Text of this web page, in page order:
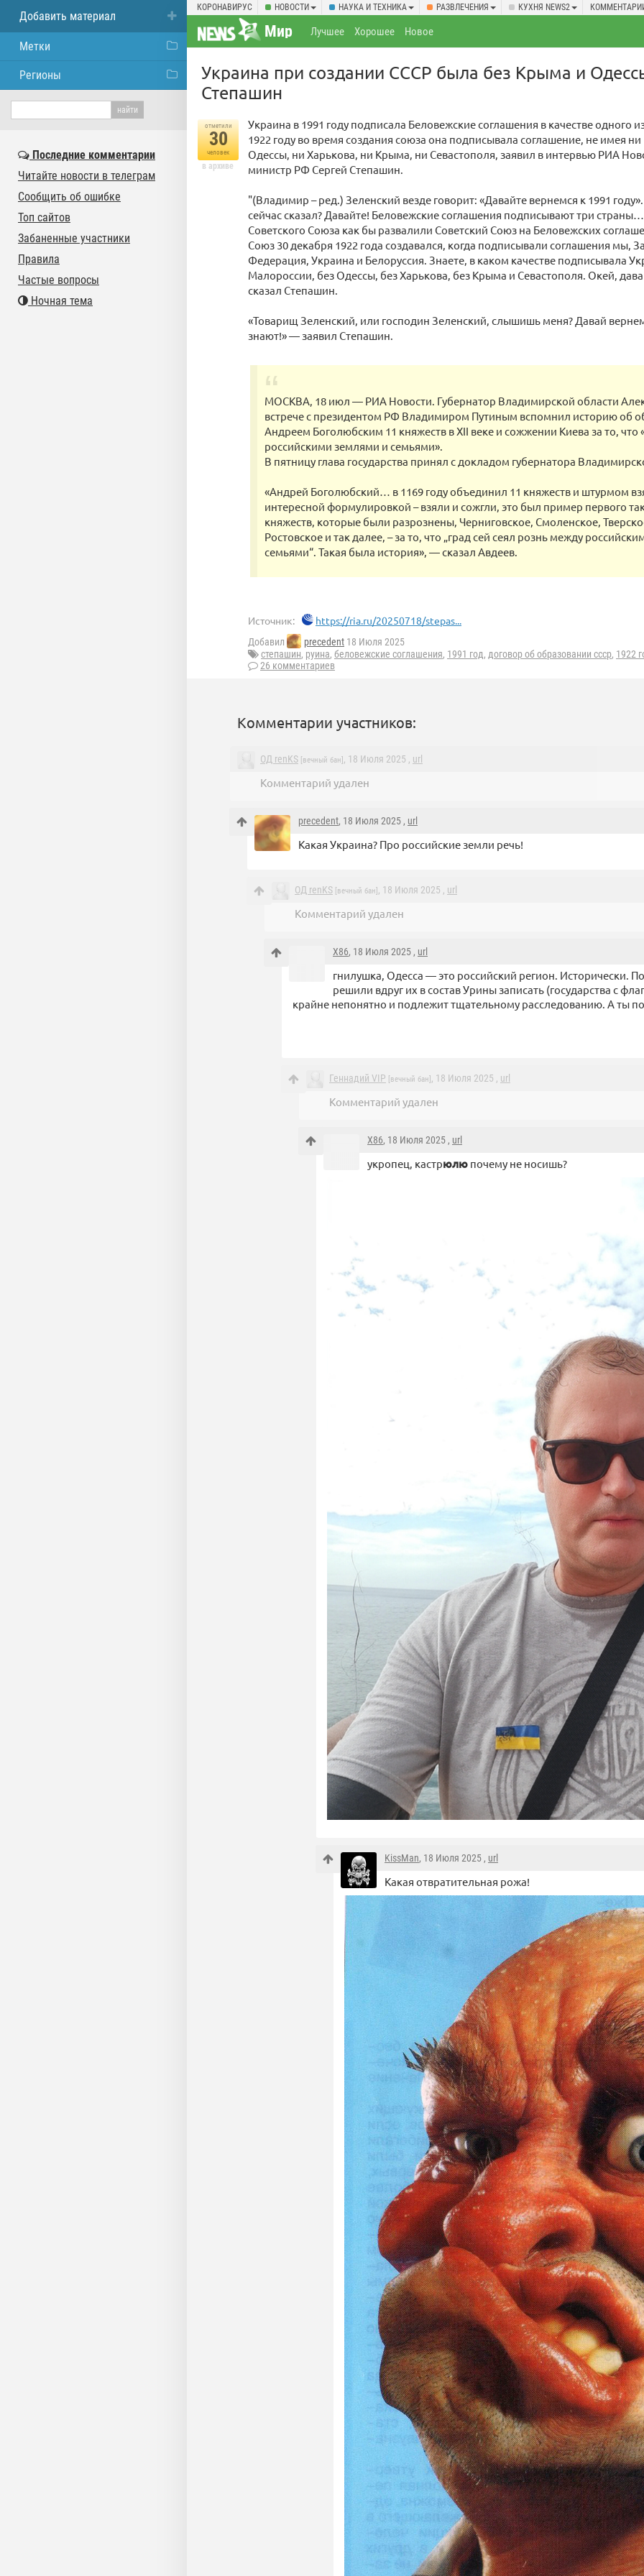
КОРОНАВИРУС НОВОСТИ НАУКА И ТЕХНИКА РАЗВЛЕЧЕНИЯ КУХНЯ NEWS2
Мир Лучшее Хорошее Новое
Украина при создании СССР была без Крыма и
Степашин
отметили
30
человек
в архиве
Украина в 1991 году подписала Беловежские соглашения в качестве одного
1922 году во время создания союза она подписывала соглашение, не имея
Одессы, ни Харькова, ни Крыма, ни Севастополя, заявил в интервью РИА
министр РФ Сергей Степашин.
"(Владимир – ред.) Зеленский везде говорит: «Давайте вернемся к 1991
сейчас сказал? Давайте! Беловежские соглашения подписывают три
Советского Союза как бы развалили Советский Союз на Беловежских
Союз 30 декабря 1922 года создавался, когда подписывали соглашения мы,
Федерация, Украина и Белоруссия. Знаете, в каком качестве подписывала
Малороссии, без Одессы, без Харькова, без Крыма и Севастополя. Окей,
сказал Степашин.
«Товарищ Зеленский, или господин Зеленский, слышишь меня? Давай
знают!» — заявил Степашин.
МОСКВА, 18 июл — РИА Новости. Губернатор Владимирской области
встрече с президентом РФ Владимиром Путиным вспомнил историю об
Андреем Боголюбским 11 княжеств в XII веке и сожжении Киева за то, что
российскими землями и семьями».
В пятницу глава государства принял с докладом губернатора
«Андрей Боголюбский… в 1169 году объединил 11 княжеств и штурмом
интересной формулировкой – взяли и сожгли, это был пример первого
княжеств, которые были разрознены, Черниговское, Смоленское,
Ростовское и так далее, – за то, что „град сей сеял рознь между
семьями“. Такая была история», — сказал Авдеев.
Источник: https://ria.ru/20250718/stepas...
Добавил precedent 18 Июля 2025
степашин, руина, беловежские соглашения, 1991 год, договор об образовании ссср, 1922
26 комментариев
Комментарии участников:
ОД renKS [вечный бан] , 18 Июля 2025 , url
Комментарий удален
precedent, 18 Июля 2025 , url
Какая Украина? Про российские земли речь!
ОД renKS [вечный бан] , 18 Июля 2025 , url
Комментарий удален
X86, 18 Июля 2025 , url
гнилушка, Одесса — это российский регион. Исторически.
решили вдруг их в состав Урины записать (государства с
крайне непонятно и подлежит тщательному расследованию. А ты
Геннадий VIP [вечный бан] , 18 Июля 2025 , url
Комментарий удален
X86, 18 Июля 2025 , url
укропец, кастрюлю почему не носишь?
KissMan, 18 Июля 2025 , url
Какая отвратительная рожа!
Добавить материал
Метки
Регионы
Последние комментарии
Читайте новости в телеграм
Сообщить об ошибке
Топ сайтов
Забаненные участники
Правила
Частые вопросы
Ночная тема